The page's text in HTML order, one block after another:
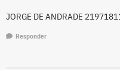
JORGE DE ANDRADE
Responder